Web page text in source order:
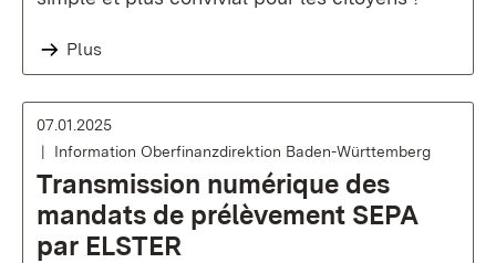
Plus
07.01.2025
Information Oberfinanzdirektion Baden-Württemberg
Transmission numérique des
mandats de prélèvement SEPA
par ELSTER